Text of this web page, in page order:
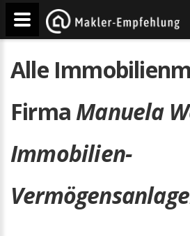
Alle
Firma Manuela
Immobilien-